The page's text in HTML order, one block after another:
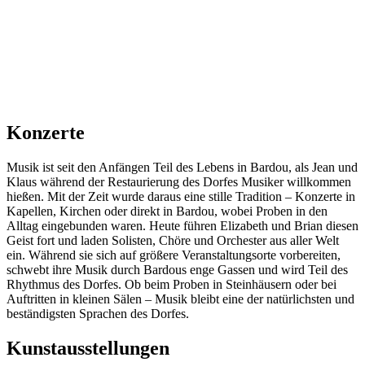
Konzerte
Musik ist seit den Anfängen Teil des Lebens in Bardou, als Jean und
Klaus während der Restaurierung des Dorfes Musiker willkommen
hießen. Mit der Zeit wurde daraus eine stille Tradition – Konzerte in
Kapellen, Kirchen oder direkt in Bardou, wobei Proben in den
Alltag eingebunden waren. Heute führen Elizabeth und Brian diesen
Geist fort und laden Solisten, Chöre und Orchester aus aller Welt
ein. Während sie sich auf größere Veranstaltungsorte vorbereiten,
schwebt ihre Musik durch Bardous enge Gassen und wird Teil des
Rhythmus des Dorfes. Ob beim Proben in Steinhäusern oder bei
Auftritten in kleinen Sälen – Musik bleibt eine der natürlichsten und
beständigsten Sprachen des Dorfes.
Kunstausstellungen